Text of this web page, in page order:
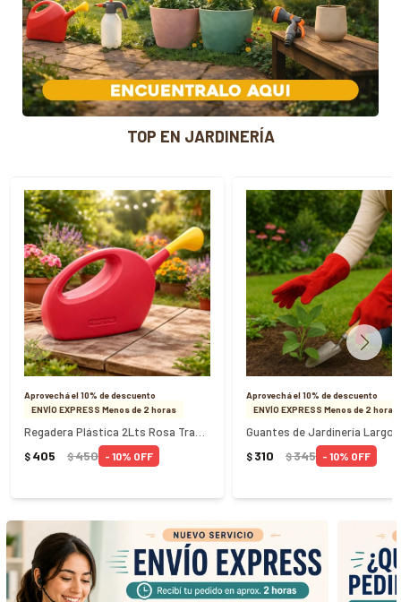
TOP EN JARDINERÍA
Aprovechá el 10% de descuento
ENVÍO EXPRESS Menos de 2 horas
$ 405 $450 10
Aprovechá el 10% de descuento
ENVÍO EXPRESS Menos de 2 horas
$ 310 $345 10